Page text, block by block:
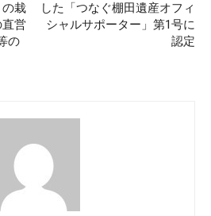
の栽
営
の
した「つなぐ棚田遺産オフィ
シャルサポーター」第1号に
認定